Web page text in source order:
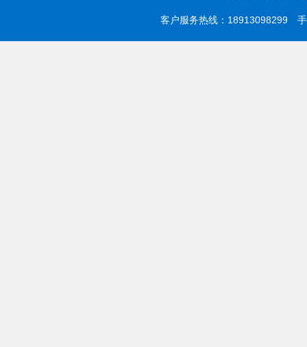
客户服务热线：18913098299